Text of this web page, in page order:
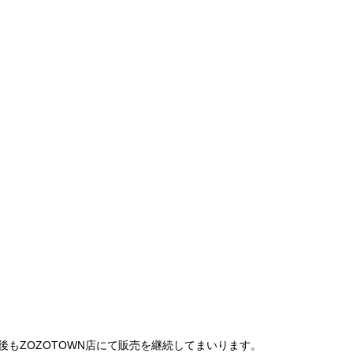
ZOZOTOWN店にて販売を継続してまいります。